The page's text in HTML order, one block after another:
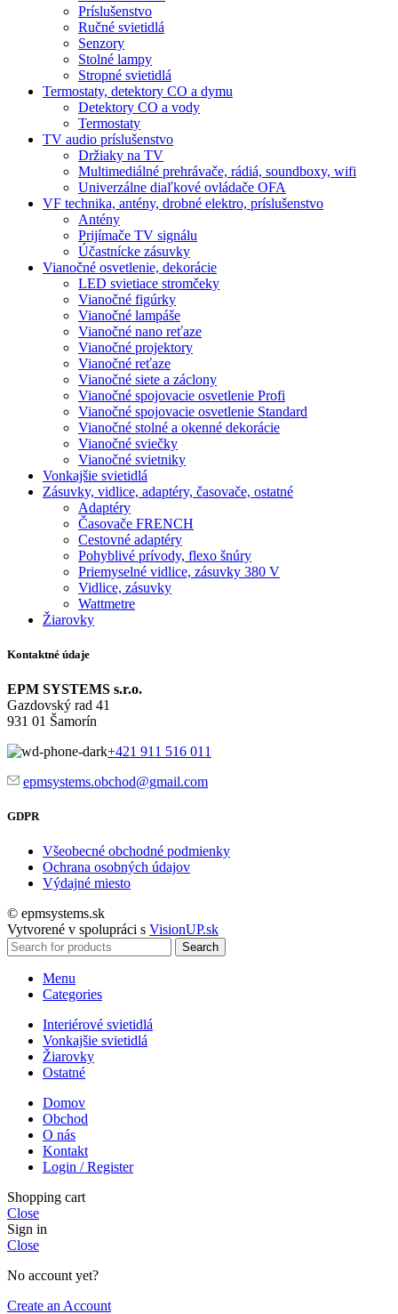
Príslušenstvo
Ručné svietidlá
Senzory
Stolné lampy
Stropné svietidlá
Termostaty, detektory CO a dymu
Detektory CO a vody
Termostaty
TV audio príslušenstvo
Držiaky na TV
Multimediálné prehrávače, rádiá, soundboxy, wifi
Univerzálne diaľkové ovládače OFA
VF technika, antény, drobné elektro, príslušenstvo
Antény
Prijímače TV signálu
Účastnícke zásuvky
Vianočné osvetlenie, dekorácie
LED svietiace stromčeky
Vianočné figúrky
Vianočné lampáše
Vianočné nano reťaze
Vianočné projektory
Vianočné reťaze
Vianočné siete a záclony
Vianočné spojovacie osvetlenie Profi
Vianočné spojovacie osvetlenie Standard
Vianočné stolné a okenné dekorácie
Vianočné sviečky
Vianočné svietniky
Vonkajšie svietidlá
Zásuvky, vidlice, adaptéry, časovače, ostatné
Adaptéry
Časovače FRENCH
Cestovné adaptéry
Pohyblivé prívody, flexo šnúry
Priemyselné vidlice, zásuvky 380 V
Vidlice, zásuvky
Wattmetre
Žiarovky
Kontaktné údaje
EPM SYSTEMS s.r.o.
Gazdovský rad 41
931 01 Šamorín
+421 911 516 011
epmsystems.obchod@gmail.com
GDPR
Všeobecné obchodné podmienky
Ochrana osobných údajov
Výdajné miesto
© epmsystems.sk
Vytvorené v spolupráci s VisionUP.sk
Search
Menu
Categories
Interiérové svietidlá
Vonkajšie svietidlá
Žiarovky
Ostatné
Domov
Obchod
O nás
Kontakt
Login / Register
Shopping cart
Close
Sign in
Close
No account yet?
Create an Account